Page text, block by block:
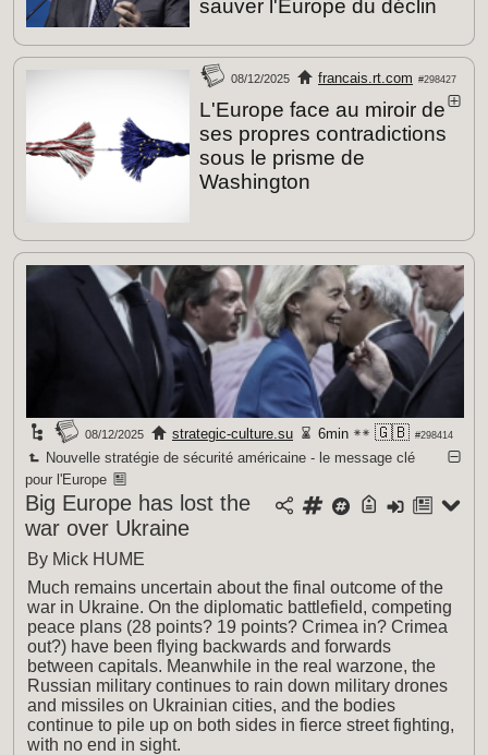
sauver l'Europe du déclin
08/12/2025 francais.rt.com #298427
L'Europe face au miroir de
ses propres contradictions
sous le prisme de
Washington
08/12/2025 strategic-culture.su 6min 🇬🇧 #298414
Nouvelle stratégie de sécurité américaine - le message clé
pour l'Europe
Big Europe has lost the
war over Ukraine
By Mick HUME
Much remains uncertain about the final outcome of the
war in Ukraine. On the diplomatic battlefield, competing
peace plans (28 points? 19 points? Crimea in? Crimea
out?) have been flying backwards and forwards
between capitals. Meanwhile in the real warzone, the
Russian military continues to rain down military drones
and missiles on Ukrainian cities, and the bodies
continue to pile up on both sides in fierce street fighting,
with no end in sight.